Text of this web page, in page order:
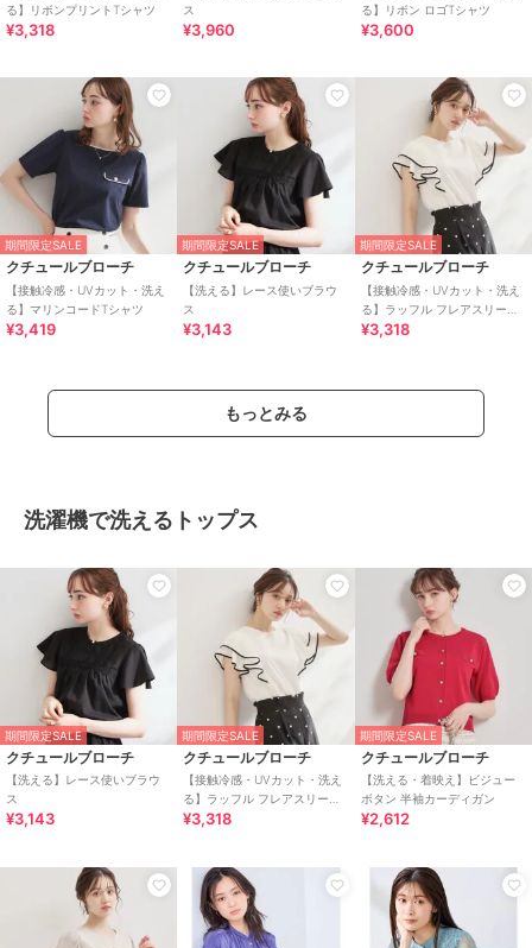
る】リボンプリントTシャツ
¥3,318
ス
¥3,960
る】リボン ロゴTシャツ
¥3,600
期間限定SALE
クチュールブローチ
【接触冷感・UVカット・洗え
る】マリンコードTシャツ
¥3,419
期間限定SALE
クチュールブローチ
【洗える】レース使いブラウ
ス
¥3,143
期間限定SALE
クチュールブローチ
【接触冷感・UVカット・洗え
る】ラッフル フレアスリーブ
トップス
¥3,318
もっとみる
洗濯機で洗えるトップス
期間限定SALE
クチュールブローチ
【洗える】レース使いブラウ
ス
¥3,143
期間限定SALE
クチュールブローチ
【接触冷感・UVカット・洗え
る】ラッフル フレアスリーブ
トップス
¥3,318
期間限定SALE
クチュールブローチ
【洗える・着映え】ビジュー
ボタン 半袖カーディガン
¥2,612